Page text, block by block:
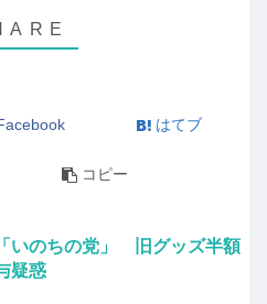
はてブ
コピー
いのちの党」 旧グッズ半額
疑惑